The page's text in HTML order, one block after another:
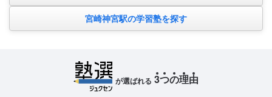
宮崎神宮駅の学習塾を探す
が選ばれる 3つの理由